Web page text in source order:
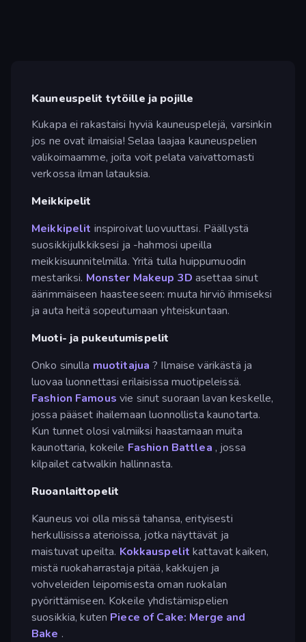
Kauneuspelit tytöille ja pojille
Kukapa ei rakastaisi hyviä kauneuspelejä, varsinkin
jos ne ovat ilmaisia! Selaa laajaa kauneuspelien
valikoimaamme, joita voit pelata vaivattomasti
verkossa ilman latauksia.
Meikkipelit
Meikkipelit inspiroivat luovuuttasi. Päällystä
suosikkijulkkiksesi ja -hahmosi upeilla
meikkisuunnitelmilla. Yritä tulla huippumuodin
mestariksi. Monster Makeup 3D asettaa sinut
äärimmäiseen haasteeseen: muuta hirviö ihmiseksi
ja auta heitä sopeutumaan yhteiskuntaan.
Muoti- ja pukeutumispelit
Onko sinulla muotitajua ? Ilmaise värikästä ja
luovaa luonnettasi erilaisissa muotipeleissä.
Fashion Famous vie sinut suoraan lavan keskelle,
jossa pääset ihailemaan luonnollista kaunotarta.
Kun tunnet olosi valmiiksi haastamaan muita
kaunottaria, kokeile Fashion Battlea , jossa
kilpailet catwalkin hallinnasta.
Ruoanlaittopelit
Kauneus voi olla missä tahansa, erityisesti
herkullisissa aterioissa, jotka näyttävät ja
maistuvat upeilta. Kokkauspelit kattavat kaiken,
mistä ruokaharrastaja pitää, kakkujen ja
vohveleiden leipomisesta oman ruokalan
pyörittämiseen. Kokeile yhdistämispelien
suosikkia, kuten Piece of Cake: Merge and
Bake .